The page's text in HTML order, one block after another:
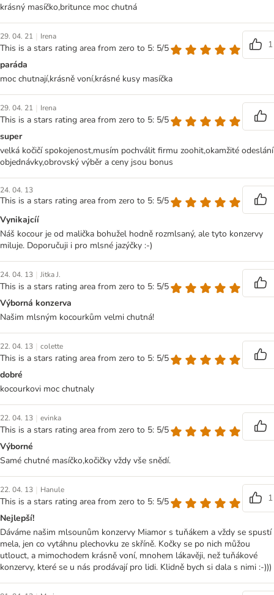
krásný masíčko,britunce moc chutná
29. 04. 21 | Irena
This is a stars rating area from zero to 5: 5/5
1
paráda
moc chutnají,krásně voní,krásné kusy masíčka
29. 04. 21 | Irena
This is a stars rating area from zero to 5: 5/5
super
velká kočičí spokojenost,musím pochválit firmu zoohit,okamžité odeslání
objednávky,obrovský výběr a ceny jsou bonus
24. 04. 13
This is a stars rating area from zero to 5: 5/5
Vynikajcíí
Náš kocour je od malička bohužel hodně rozmlsaný, ale tyto konzervy
miluje. Doporučuji i pro mlsné jazýčky :-)
24. 04. 13 | Jitka J.
This is a stars rating area from zero to 5: 5/5
Výborná konzerva
Našim mlsným kocourkům velmi chutná!
22. 04. 13 | colette
This is a stars rating area from zero to 5: 5/5
dobré
kocourkovi moc chutnaly
22. 04. 13 | evinka
This is a stars rating area from zero to 5: 5/5
Výborné
Samé chutné masíčko,kočičky vždy vše snědí.
22. 04. 13 | Hanule
This is a stars rating area from zero to 5: 5/5
1
Nejlepší!
Dáváme našim mlsounům konzervy Miamor s tuňákem a vždy se spustí
mela, jen co vytáhnu plechovku ze skříně. Kočky se po nich můžou
utlouct, a mimochodem krásně voní, mnohem lákavěji, než tuňákové
konzervy, které se u nás prodávají pro lidi. Klidně bych si dala s nimi :-)))